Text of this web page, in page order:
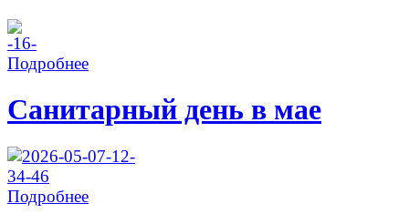
Подробнее
Санитарный день в мае
Подробнее